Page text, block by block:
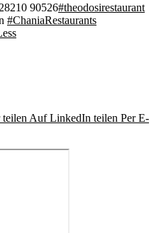
90526#theodosirestaurant
#ChaniaRestaurants
Auf LinkedIn teilen Per E-